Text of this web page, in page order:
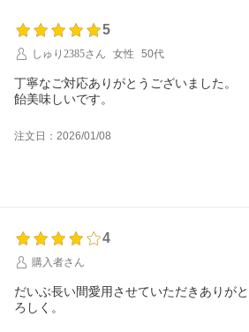
5
しゅり2385さん
女性 50代
丁寧なご対応ありがとうございました。
飴美味しいです。
注文日：2026/01/08
4
購入者さん
だいぶ長い間愛用させていただきありが
ろしく。